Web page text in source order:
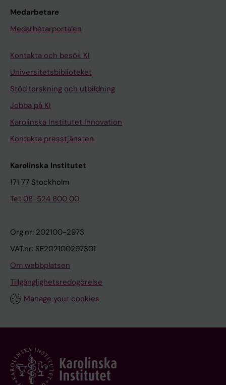
Medarbetare
Medarbetarportalen
Kontakta och besök KI
Universitetsbiblioteket
Stöd forskning och utbildning
Jobba på KI
Karolinska Institutet Innovation
Kontakta presstjänsten
Karolinska Institutet
171 77 Stockholm
Tel: 08-524 800 00
Org.nr: 202100-2973
VAT.nr: SE202100297301
Om webbplatsen
Tillgänglighetsredogörelse
Manage your cookies